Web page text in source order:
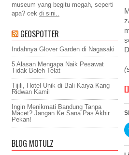
[]
museum yang begitu megah, seperti
apa? cek di sini..
GEOSPOTTER
Indahnya Glover Garden di Nagasaki
5 Alasan Mengapa Naik Pesawat
Tidak Boleh Telat
Tijili, Hotel Unik di Bali Karya Kang
Ridwan Kamil
Ingin Menikmati Bandung Tanpa
Macet? Jangan Ke Sana Pas Akhir
Pekan!
BLOG MOTULZ